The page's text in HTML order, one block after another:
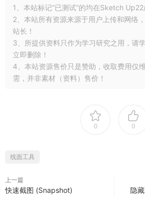
1、本站标记“已测试”的均在Sketch
2、本站所有资源来源于用户上传和网络
站长！
3、所提供资料只作为学习研究之用，请
立即删除！
4、本站资源售价只是赞助，收取费用仅
需，并非素材（资料）售价！
0 0
线面工具
上一篇
快速截图 (Snapshot)
隐